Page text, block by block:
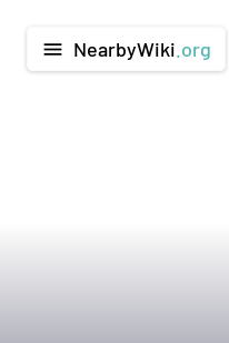
menu NearbyWiki .org